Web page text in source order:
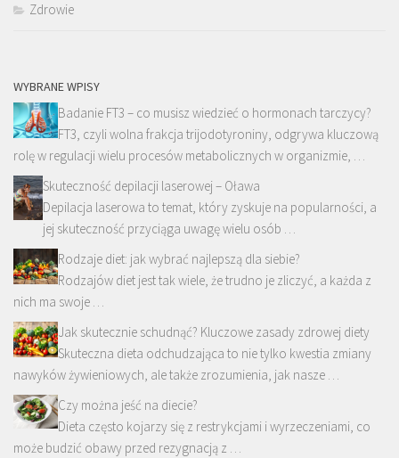
Zdrowie
WYBRANE WPISY
Badanie FT3 – co musisz wiedzieć o hormonach tarczycy?
FT3, czyli wolna frakcja trijodotyroniny, odgrywa kluczową
rolę w regulacji wielu procesów metabolicznych w organizmie, …
Skuteczność depilacji laserowej – Oława
Depilacja laserowa to temat, który zyskuje na popularności, a
jej skuteczność przyciąga uwagę wielu osób …
Rodzaje diet: jak wybrać najlepszą dla siebie?
Rodzajów diet jest tak wiele, że trudno je zliczyć, a każda z
nich ma swoje …
Jak skutecznie schudnąć? Kluczowe zasady zdrowej diety
Skuteczna dieta odchudzająca to nie tylko kwestia zmiany
nawyków żywieniowych, ale także zrozumienia, jak nasze …
Czy można jeść na diecie?
Dieta często kojarzy się z restrykcjami i wyrzeczeniami, co
może budzić obawy przed rezygnacją z …